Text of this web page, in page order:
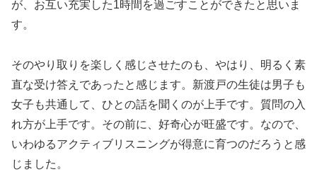
が、お互い充実した1時間を過ごすことができたと思いま
す。
そのやり取りを楽しく感じさせたのも、やはり、明るく素
直な受け答えであったと感じます。新渡戸の生徒は男子も
女子も共通して、ひとの話を聞くのが上手です。質問の入
れ方が上手です。その前に、好奇心が旺盛です。なので、
いわゆるアクティブリスニングが得意に育つのだろうと感
じました。